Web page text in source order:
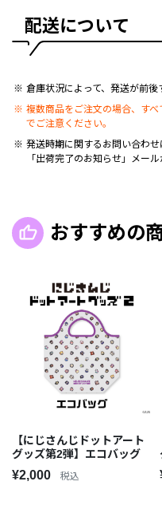
配送について
倉庫状況によって、発送が前後
複数商品をご注文の場合、す
でご注意ください。
発送時期に関するお問い合わせ
「出荷完了のお知らせ」メー
おすすめの
【にじさんじドットアート
グッズ第2弾】エコバッグ
¥2,000 税込